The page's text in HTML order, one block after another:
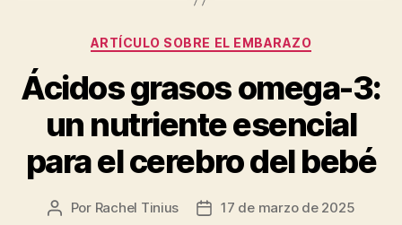
Categorías
ARTÍCULO SOBRE EL EMBARAZO
Ácidos grasos omega-3:
un nutriente esencial
para el cerebro del bebé
Autor
Por Rachel Tinius
Fecha17 de marzo de 2025